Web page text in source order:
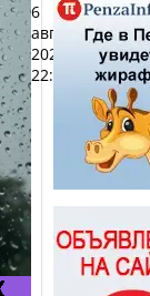
6
августа
2024,
22:00